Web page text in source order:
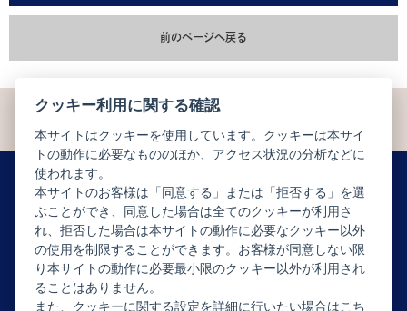
前のページへ戻る
ニュースレター配信登録はこちら
クッキー利用に関する確認
本サイトはクッキーを使用しています。クッキーは本サイ
トの動作に必要なもののほか、アクセス状況の分析などに
使われます。
本サイトのお客様は「同意する」または「拒否する」を選
ぶことができ、同意した場合は全てのクッキーが利用さ
れ、拒否した場合は本サイトの動作に必要なクッキー以外
の使用を制限することができます。お客様が同意しない限
り本サイトの動作に必要最小限のクッキー以外が利用され
ることはありません。
また、クッキーに関する設定を詳細に行いたい場合はこち